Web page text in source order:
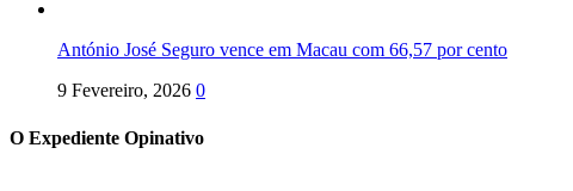
António José Seguro vence em Macau com 66,57 por cento
9 Fevereiro, 2026 0
O Expediente Opinativo